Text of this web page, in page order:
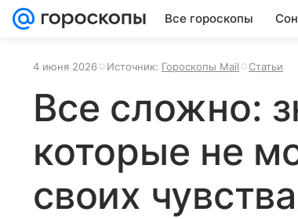
Все гороскопы
4 июня 2026 Источник: Гороскопы Mail Статьи
Все сложно:
которые не
своих